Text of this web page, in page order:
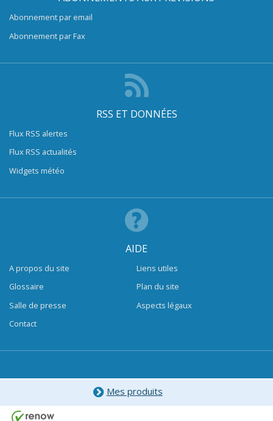
Abonnement par email
Abonnement par Fax
RSS ET DONNÉES
Flux RSS alertes
Flux RSS actualités
Widgets météo
AIDE
A propos du site
Glossaire
Salle de presse
Contact
Liens utiles
Plan du site
Aspects légaux
Mes produits